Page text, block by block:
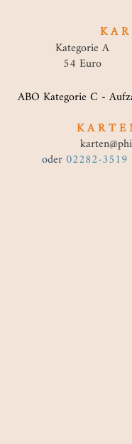
K A
Kategorie A
54 Euro
ABO Kategorie C -
K A R T E
oder 02282-3519